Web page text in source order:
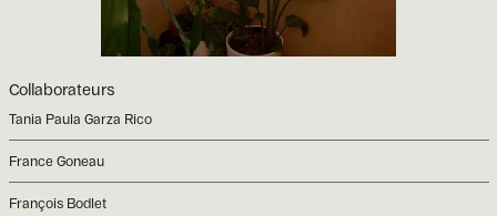
Collaborateurs
Tania Paula Garza Rico
France Goneau
François Bodlet